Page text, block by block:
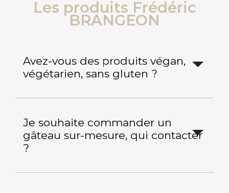
Les produits Frédéric
BRANGEON
Avez-vous des produits végan,
végétarien, sans gluten ?
Je souhaite commander un
gâteau sur-mesure, qui contacter
?